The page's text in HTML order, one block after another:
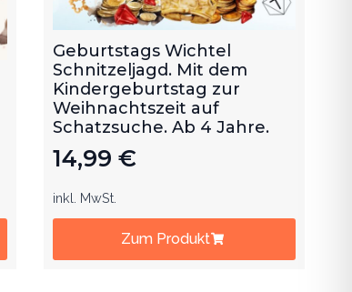
Geburtstags Wichtel
Schnitzeljagd. Mit dem
Kindergeburtstag zur
Weihnachtszeit auf
Schatzsuche. Ab 4 Jahre.
14,99 €
inkl. MwSt.
Zum Produkt